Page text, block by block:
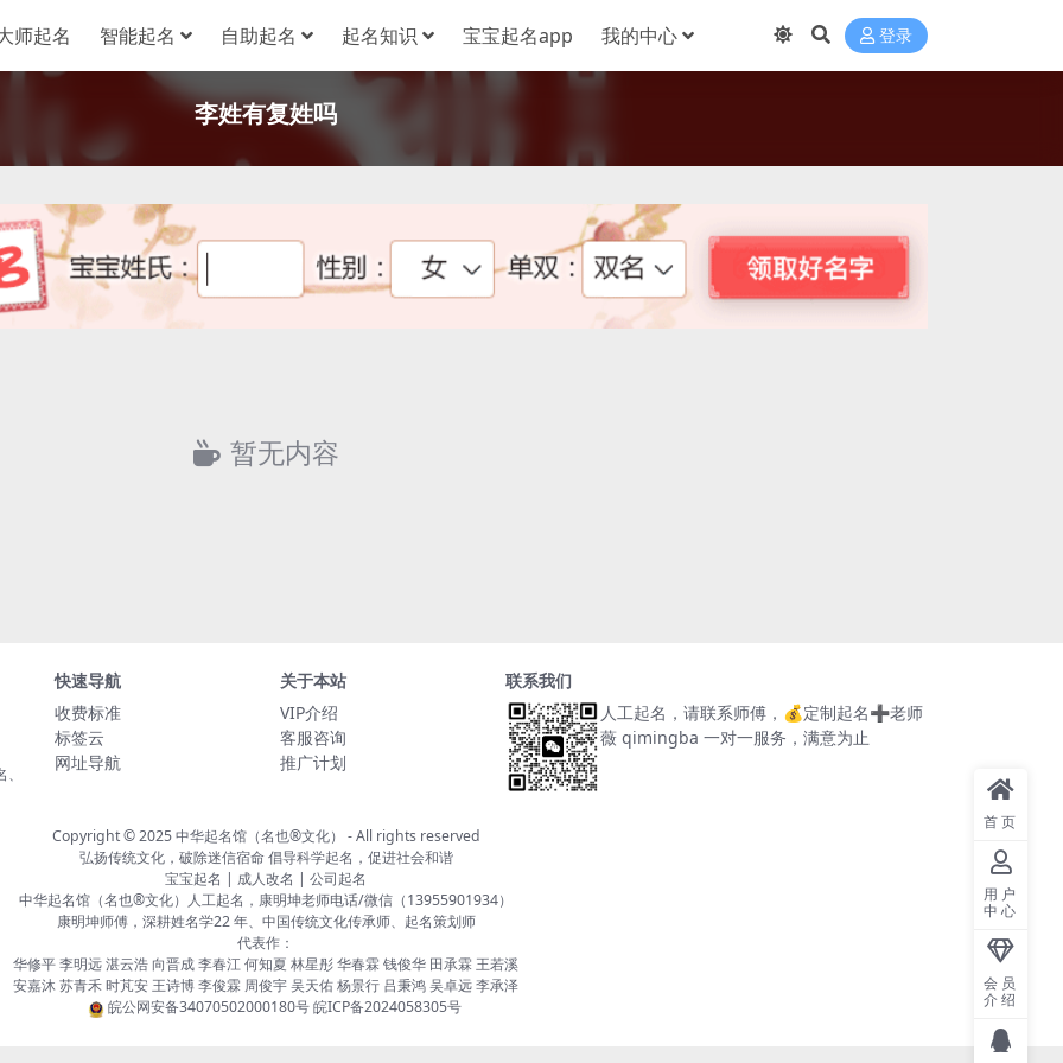
师起名 智能起名 自助起名 起名知识 宝宝起名app 我的中心 登录
李姓有复姓吗
暂无内容
快速导航
收费标准
标签云
网址导航
关于本站
VIP介绍
客服咨询
推广计划
联系我们
人工起名，请联系师傅， 💰定制起名➕老师
薇 qimingba 一对一服务，满意为止
Copyright © 2025中华起名馆（名也®文化） - All rights reserved
弘扬传统文化，破除迷信宿命 倡导科学起名，促进社会和谐
宝宝起名 | 成人改名 | 公司起名
中华起名馆（名也®文化）人工起名，康明坤老师电话/微信（13955901934）
康明坤师傅，深耕姓名学22 年、中国传统文化传承师、起名策划师
代表作：
华修平 李明远 湛云浩 向晋成 李春江 何知夏 林星彤 华春霖 钱俊华 田承霖 王若溪
安嘉沐 苏青禾 时芃安 王诗博 李俊霖 周俊宇 吴天佑 杨景行 吕秉鸿 吴卓远 李承泽
皖公网安备34070502000180号皖ICP备2024058305号
首页
用户
中心
会员
介绍